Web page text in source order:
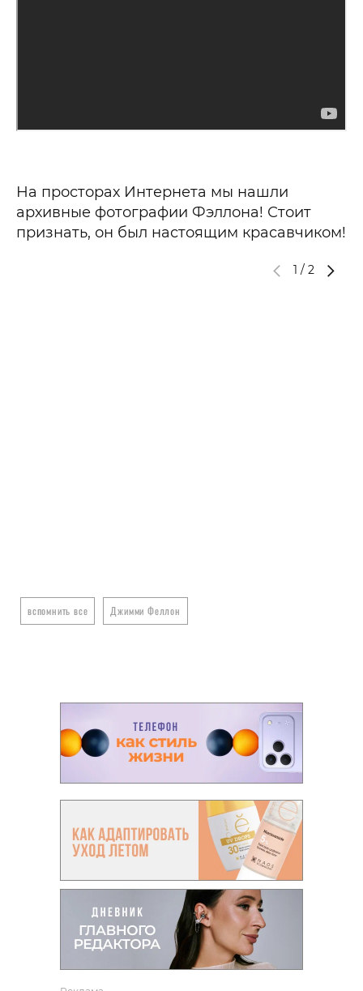
На просторах Интернета мы нашли
архивные фотографии Фэллона! Стоит
признать, он был настоящим красавчиком!
1 / 2
вспомнить все Джимми Феллон